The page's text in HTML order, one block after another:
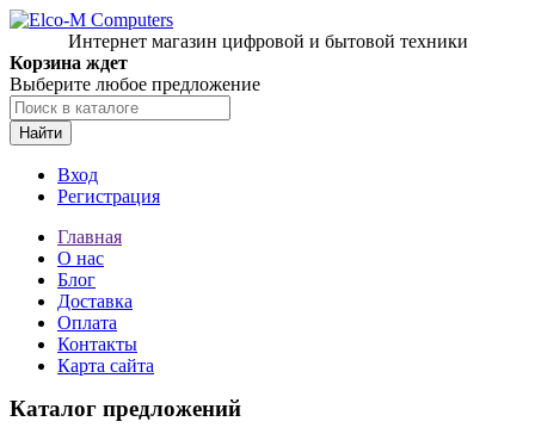
Интернет магазин цифровой и бытовой техники
Корзина ждет
Выберите любое предложение
Найти
Вход
Регистрация
Главная
О нас
Блог
Доставка
Оплата
Контакты
Карта сайта
Каталог предложений